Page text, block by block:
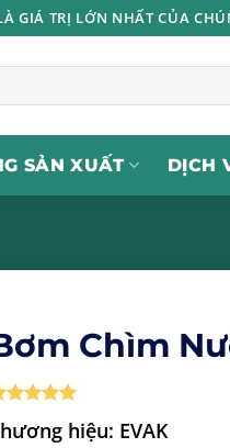
GIÁ TRỊ LỚN NHẤT CỦA
SẢN XUẤT DỊCH
Chìm
trên
hiệu: EVAK